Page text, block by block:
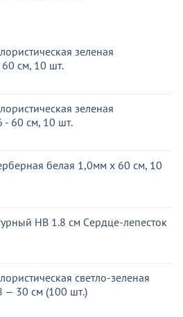
зеленая
см, 10 шт.
₽.
зеленая
- 60 см, 10 шт.
₽.
белая 1,0мм x 60 см, 10
₽. HB 1.8 см Cердце-лепесток
светло-зеленая
— 30 см (100 шт.)